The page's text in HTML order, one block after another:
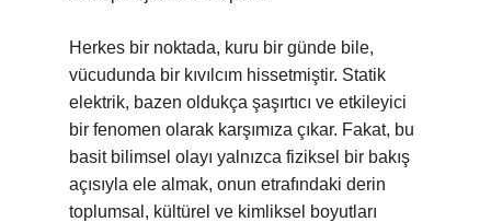
Herkes bir noktada, kuru bir günde bile,
vücudunda bir kıvılcım hissetmiştir. Statik
elektrik, bazen oldukça şaşırtıcı ve etkileyici
bir fenomen olarak karşımıza çıkar. Fakat, bu
basit bilimsel olayı yalnızca fiziksel bir bakış
açısıyla ele almak, onun etrafındaki derin
toplumsal, kültürel ve kimliksel boyutları